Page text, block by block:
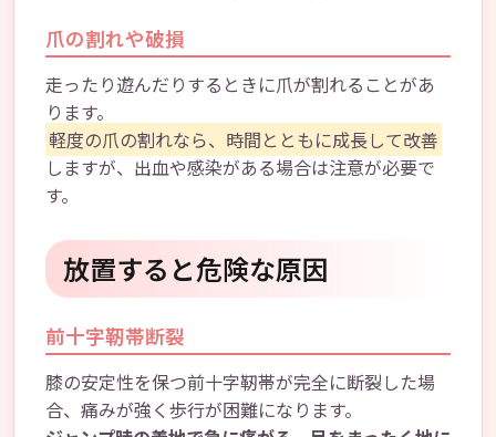
爪の割れや破損
走ったり遊んだりするときに爪が割れることがあ
ります。
軽度の爪の割れなら、時間とともに成長して改善
しますが、出血や感染がある場合は注意が必要で
す。
放置すると危険な原因
前十字靭帯断裂
膝の安定性を保つ前十字靭帯が完全に断裂した場
合、痛みが強く歩行が困難になります。